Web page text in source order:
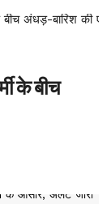
अंधड़-बारिश की
के बीच